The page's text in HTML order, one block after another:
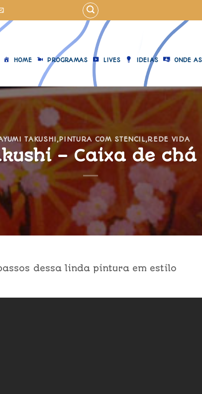
HOME PROGRAMAS LIVES IDEIAS ONDE
TAKUSHI,PINTURA COM STENCIL,REDE VIDA
– Caixa de
dessa linda pintura em estilo